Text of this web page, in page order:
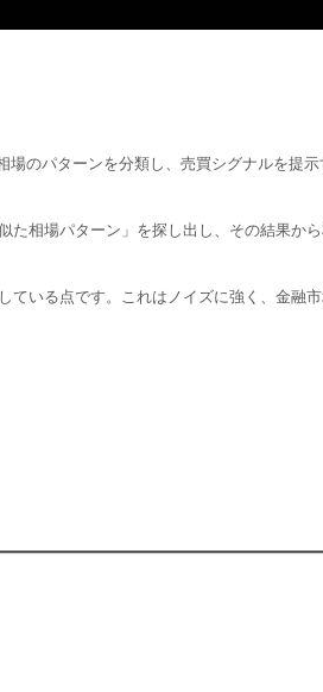
のパターンを分類し、売買シグナルを提
相場パターン」を探し出し、その結果か
いる点です。これはノイズに強く、金融